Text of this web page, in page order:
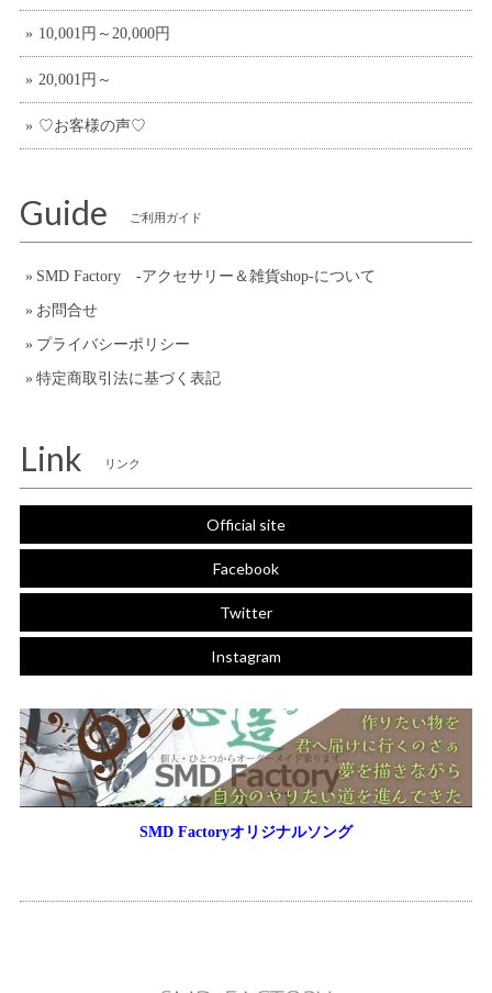
10,001円～20,000円
20,001円～
♡お客様の声♡
Guide ご利用ガイド
SMD Factory -アクセサリー＆雑貨shop-について
お問合せ
プライバシーポリシー
特定商取引法に基づく表記
Link リンク
Official site
Facebook
Twitter
Instagram
SMD Factoryオリジナルソング